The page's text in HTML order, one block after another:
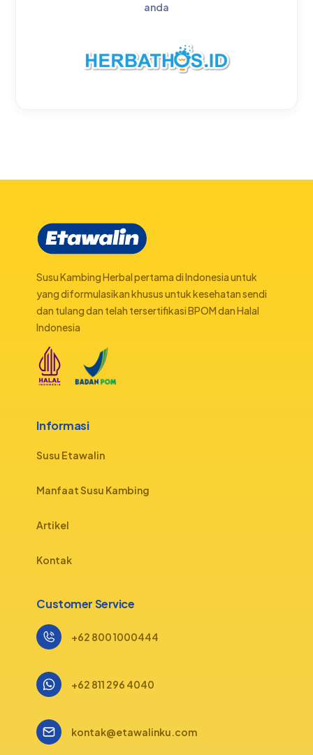
anda
Susu Kambing Herbal pertama di Indonesia untuk
yang diformulasikan khusus untuk kesehatan sendi
dan tulang dan telah tersertifikasi BPOM dan Halal
Indonesia
Informasi
Susu Etawalin
Manfaat Susu Kambing
Artikel
Kontak
Customer Service
+62 800 1000444
+62 811 296 4040
kontak@etawalinku.com